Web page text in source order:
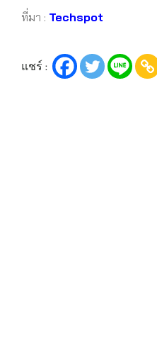
ที่มา : Techspot
แชร์ :